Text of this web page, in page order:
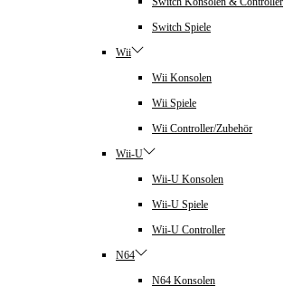
Switch Spiele
Wii
Wii Konsolen
Wii Spiele
Wii Controller/Zubehör
Wii-U
Wii-U Konsolen
Wii-U Spiele
Wii-U Controller
N64
N64 Konsolen